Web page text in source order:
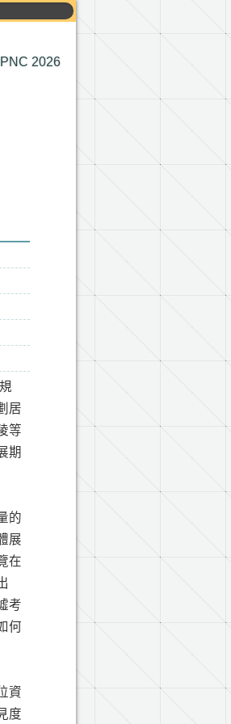
PNC 2026
居
等
期
的
展
在
考
何
資
度